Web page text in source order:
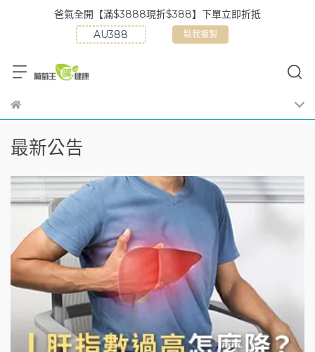
爸氣全開【滿$3888現折$388】下單立即折抵
點我複製
最新公告